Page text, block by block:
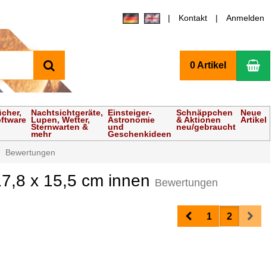
Kontakt Anmelden
0 Artikel
Nachtsichtgeräte,
Lupen, Wetter,
Sternwarten &
mehr
Einsteiger-
Astronomie
und
Geschenkideen
Schnäppchen
& Aktionen
neu/gebraucht
Neue
Artikel
Bewertungen
x 15,5 cm innen Bewertungen
Prev1 2 Next